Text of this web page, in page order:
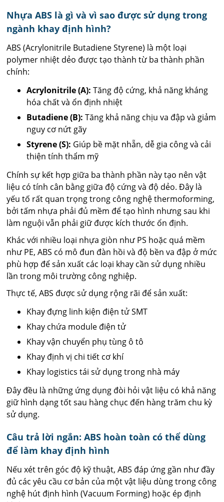
Nhựa ABS là gì và vì sao được sử dụng trong
ngành khay định hình?
ABS (Acrylonitrile Butadiene Styrene) là một loại
polymer nhiệt dẻo được tạo thành từ ba thành phần
chính:
Acrylonitrile (A): Tăng độ cứng, khả năng kháng
hóa chất và ổn định nhiệt
Butadiene (B): Tăng khả năng chịu va đập và giảm
nguy cơ nứt gãy
Styrene (S): Giúp bề mặt nhẵn, dễ gia công và cải
thiện tính thẩm mỹ
Chính sự kết hợp giữa ba thành phần này tạo nên vật
liệu có tính cân bằng giữa độ cứng và độ dẻo. Đây là
yếu tố rất quan trọng trong công nghệ thermoforming,
bởi tấm nhựa phải đủ mềm để tạo hình nhưng sau khi
làm nguội vẫn phải giữ được kích thước ổn định.
Khác với nhiều loại nhựa giòn như PS hoặc quá mềm
như PE, ABS có mô đun đàn hồi và độ bền va đập ở mức
phù hợp để sản xuất các loại khay cần sử dụng nhiều
lần trong môi trường công nghiệp.
Thực tế, ABS được sử dụng rộng rãi để sản xuất:
Khay đựng linh kiện điện tử SMT
Khay chứa module điện tử
Khay vận chuyển phụ tùng ô tô
Khay định vị chi tiết cơ khí
Khay logistics tái sử dụng trong nhà máy
Đây đều là những ứng dụng đòi hỏi vật liệu có khả năng
giữ hình dạng tốt sau hàng chục đến hàng trăm chu kỳ
sử dụng.
Câu trả lời ngắn: ABS hoàn toàn có thể dùng
để làm khay định hình
Nếu xét trên góc độ kỹ thuật, ABS đáp ứng gần như đầy
đủ các yêu cầu cơ bản của một vật liệu dùng trong công
nghệ hút định hình (Vacuum Forming) hoặc ép định